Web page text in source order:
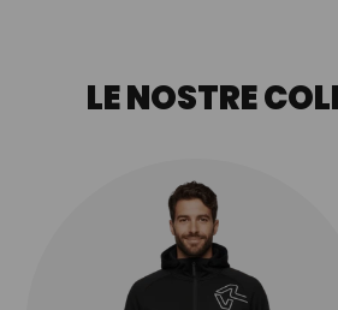
LE NOSTRE